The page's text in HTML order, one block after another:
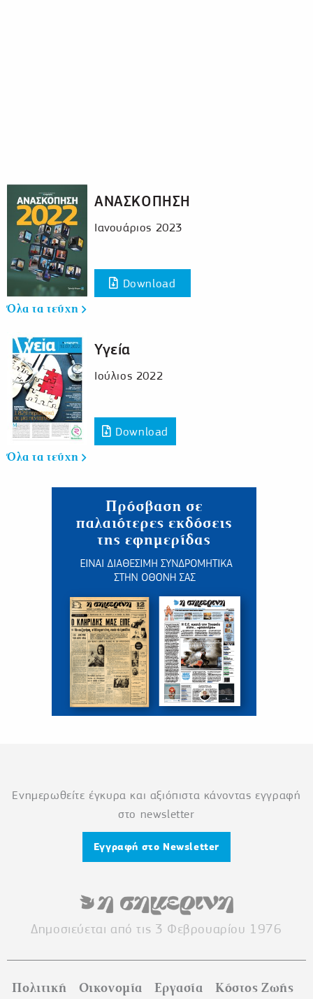
ΑΝΑΣΚΟΠΗΣΗ
Ιανουάριος 2023
Download
Όλα τα τεύχη
Υγεία
Ιούλιος 2022
Download
Όλα τα τεύχη
Ενημερωθείτε έγκυρα και αξιόπιστα κάνοντας εγγραφή
στο newsletter
Εγγραφή στο Newsletter
Δημοσιεύεται από τις 3 Φεβρουαρίου 1976
Πολιτική Οικονομία Εργασία Κόστος Ζωής